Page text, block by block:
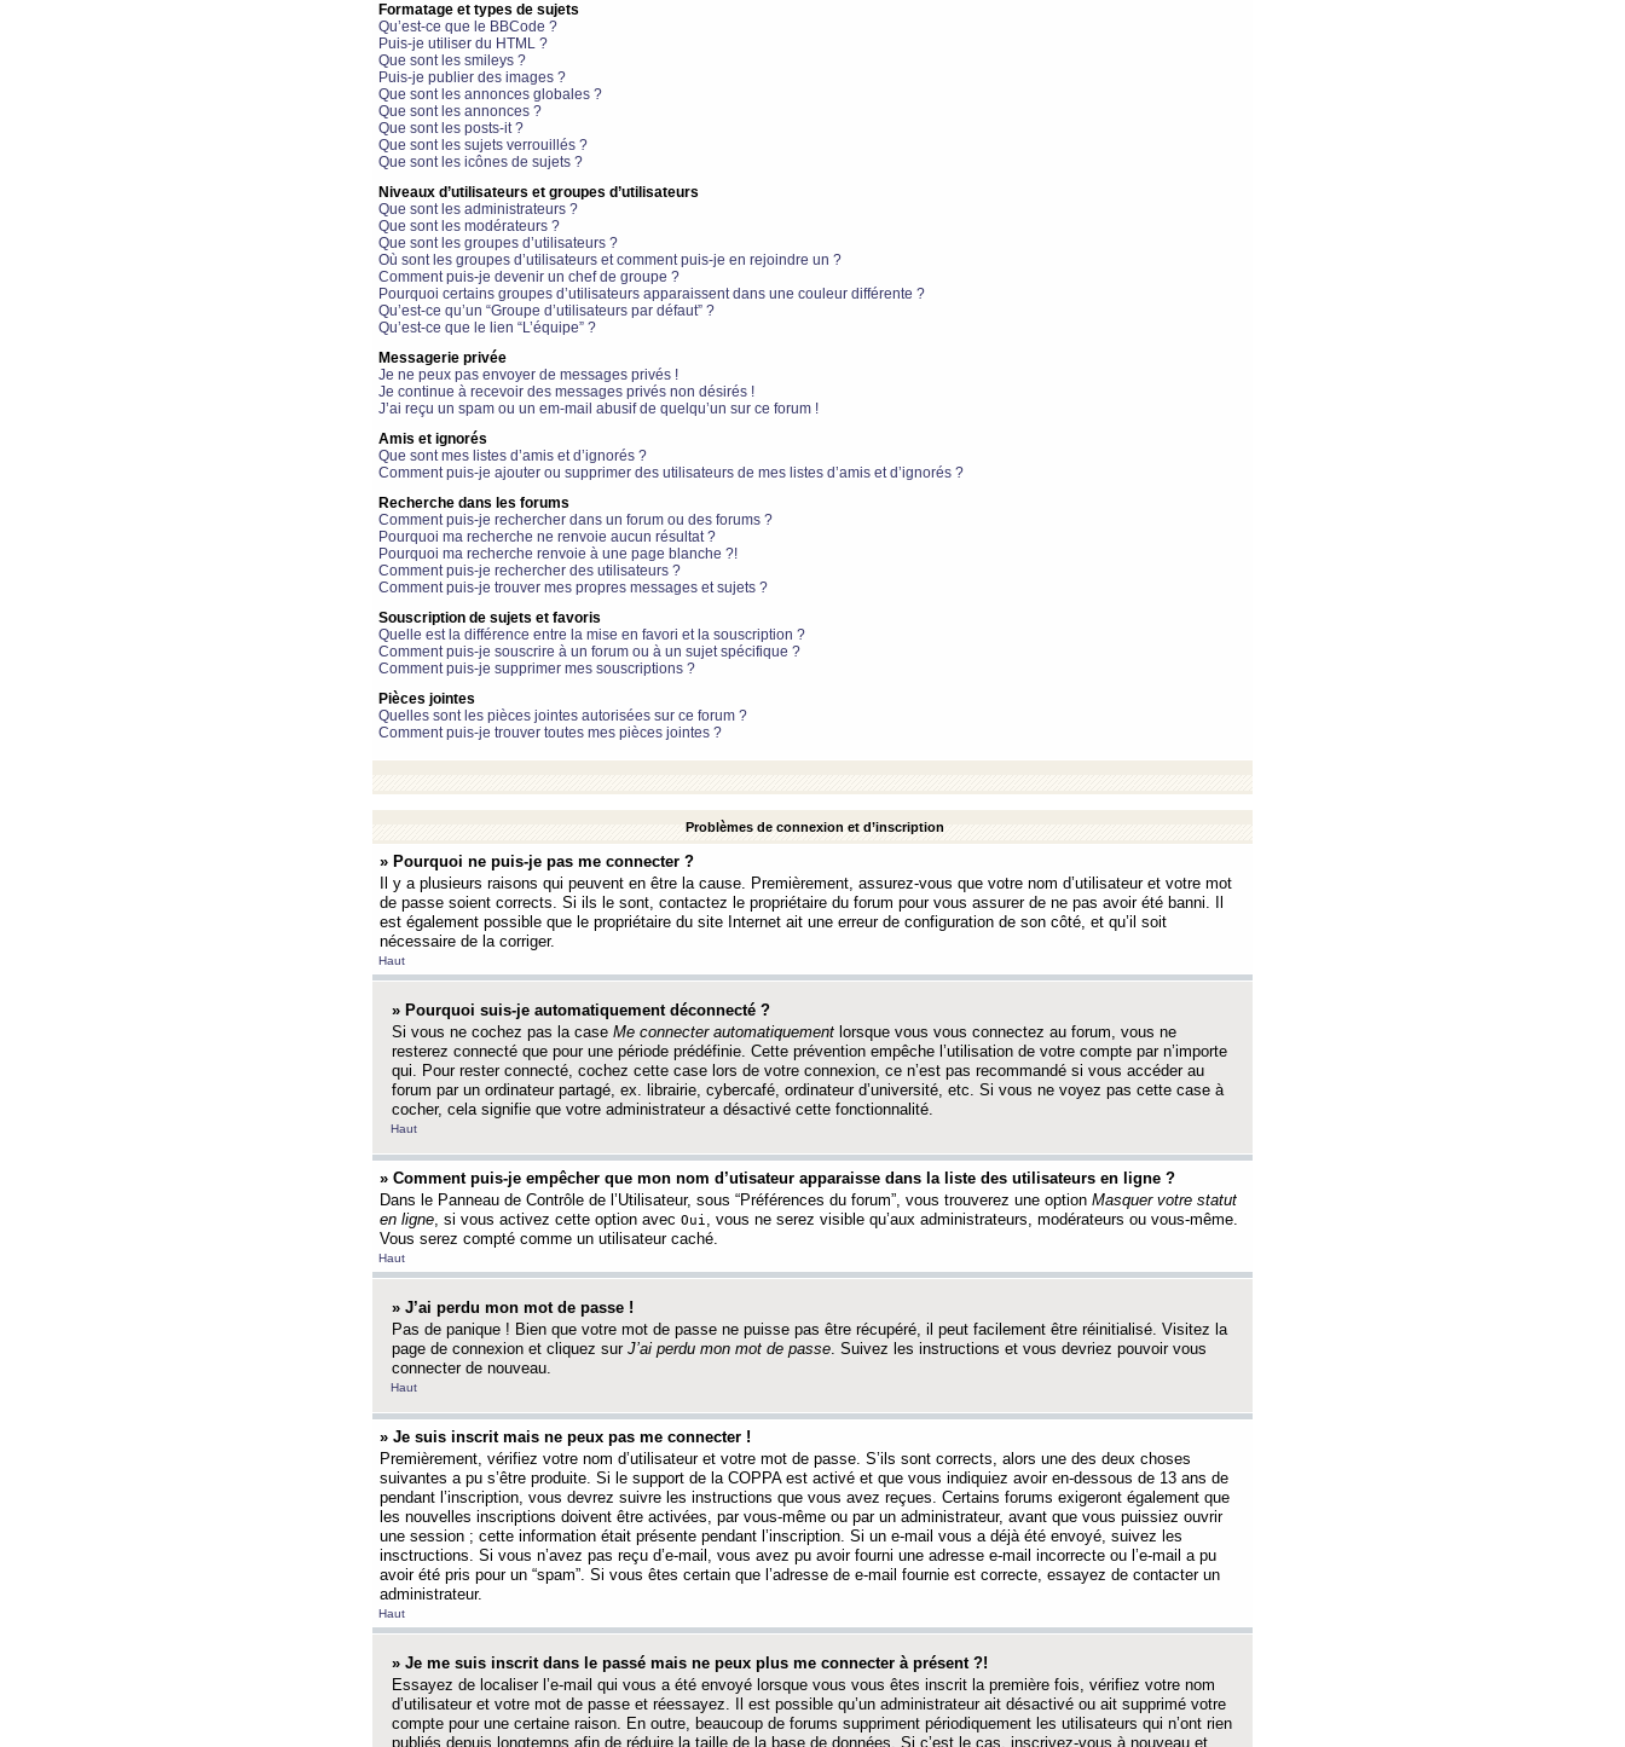
Formatage et types de sujets
Qu’est-ce que le BBCode ?
Puis-je utiliser du HTML ?
Que sont les smileys ?
Puis-je publier des images ?
Que sont les annonces globales ?
Que sont les annonces ?
Que sont les posts-it ?
Que sont les sujets verrouillés ?
Que sont les icônes de sujets ?
Niveaux d’utilisateurs et groupes d’utilisateurs
Que sont les administrateurs ?
Que sont les modérateurs ?
Que sont les groupes d’utilisateurs ?
Où sont les groupes d’utilisateurs et comment puis-je en rejoindre un ?
Comment puis-je devenir un chef de groupe ?
Pourquoi certains groupes d’utilisateurs apparaissent dans une couleur différente ?
Qu’est-ce qu’un “Groupe d’utilisateurs par défaut” ?
Qu’est-ce que le lien “L’équipe” ?
Messagerie privée
Je ne peux pas envoyer de messages privés !
Je continue à recevoir des messages privés non désirés !
J’ai reçu un spam ou un em-mail abusif de quelqu’un sur ce forum !
Amis et ignorés
Que sont mes listes d’amis et d’ignorés ?
Comment puis-je ajouter ou supprimer des utilisateurs de mes listes d’amis et d’ignorés ?
Recherche dans les forums
Comment puis-je rechercher dans un forum ou des forums ?
Pourquoi ma recherche ne renvoie aucun résultat ?
Pourquoi ma recherche renvoie à une page blanche ?!
Comment puis-je rechercher des utilisateurs ?
Comment puis-je trouver mes propres messages et sujets ?
Souscription de sujets et favoris
Quelle est la différence entre la mise en favori et la souscription ?
Comment puis-je souscrire à un forum ou à un sujet spécifique ?
Comment puis-je supprimer mes souscriptions ?
Pièces jointes
Quelles sont les pièces jointes autorisées sur ce forum ?
Comment puis-je trouver toutes mes pièces jointes ?
Problèmes de connexion et d’inscription
» Pourquoi ne puis-je pas me connecter ?
Il y a plusieurs raisons qui peuvent en être la cause. Premièrement, assurez-vous que votre nom d’utilisateur et votre mot
de passe soient corrects. Si ils le sont, contactez le propriétaire du forum pour vous assurer de ne pas avoir été banni. Il
est également possible que le propriétaire du site Internet ait une erreur de configuration de son côté, et qu’il soit
nécessaire de la corriger.
Haut
» Pourquoi suis-je automatiquement déconnecté ?
Si vous ne cochez pas la case Me connecter automatiquement lorsque vous vous connectez au forum, vous ne
resterez connecté que pour une période prédéfinie. Cette prévention empêche l’utilisation de votre compte par n’importe
qui. Pour rester connecté, cochez cette case lors de votre connexion, ce n’est pas recommandé si vous accéder au
forum par un ordinateur partagé, ex. librairie, cybercafé, ordinateur d’université, etc. Si vous ne voyez pas cette case à
cocher, cela signifie que votre administrateur a désactivé cette fonctionnalité.
Haut
» Comment puis-je empêcher que mon nom d’utisateur apparaisse dans la liste des utilisateurs en ligne ?
Dans le Panneau de Contrôle de l’Utilisateur, sous “Préférences du forum”, vous trouverez une option Masquer votre statut
en ligne, si vous activez cette option avec Oui , vous ne serez visible qu’aux administrateurs, modérateurs ou vous-même.
Vous serez compté comme un utilisateur caché.
Haut
» J’ai perdu mon mot de passe !
Pas de panique ! Bien que votre mot de passe ne puisse pas être récupéré, il peut facilement être réinitialisé. Visitez la
page de connexion et cliquez sur J’ai perdu mon mot de passe. Suivez les instructions et vous devriez pouvoir vous
connecter de nouveau.
Haut
» Je suis inscrit mais ne peux pas me connecter !
Premièrement, vérifiez votre nom d’utilisateur et votre mot de passe. S’ils sont corrects, alors une des deux choses
suivantes a pu s’être produite. Si le support de la COPPA est activé et que vous indiquiez avoir en-dessous de 13 ans de
pendant l’inscription, vous devrez suivre les instructions que vous avez reçues. Certains forums exigeront également que
les nouvelles inscriptions doivent être activées, par vous-même ou par un administrateur, avant que vous puissiez ouvrir
une session ; cette information était présente pendant l’inscription. Si un e-mail vous a déjà été envoyé, suivez les
insctructions. Si vous n’avez pas reçu d’e-mail, vous avez pu avoir fourni une adresse e-mail incorrecte ou l’e-mail a pu
avoir été pris pour un “spam”. Si vous êtes certain que l’adresse de e-mail fournie est correcte, essayez de contacter un
administrateur.
Haut
» Je me suis inscrit dans le passé mais ne peux plus me connecter à présent ?!
Essayez de localiser l’e-mail qui vous a été envoyé lorsque vous vous êtes inscrit la première fois, vérifiez votre nom
d’utilisateur et votre mot de passe et réessayez. Il est possible qu’un administrateur ait désactivé ou ait supprimé votre
compte pour une certaine raison. En outre, beaucoup de forums suppriment périodiquement les utilisateurs qui n’ont rien
publiés depuis longtemps afin de réduire la taille de la base de données. Si c’est le cas, inscrivez-vous à nouveau et